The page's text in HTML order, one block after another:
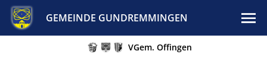
GEMEINDE GUNDREMMINGEN
VGem. Offingen